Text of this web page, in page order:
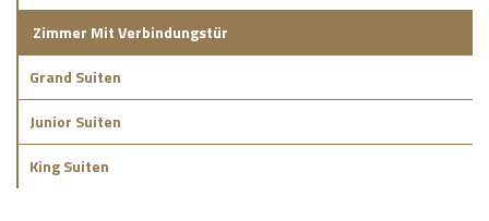
Zimmer Mit Verbindungstür
Grand Suiten
Junior Suiten
King Suiten